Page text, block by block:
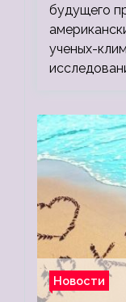
будущего
ученых-
Новости